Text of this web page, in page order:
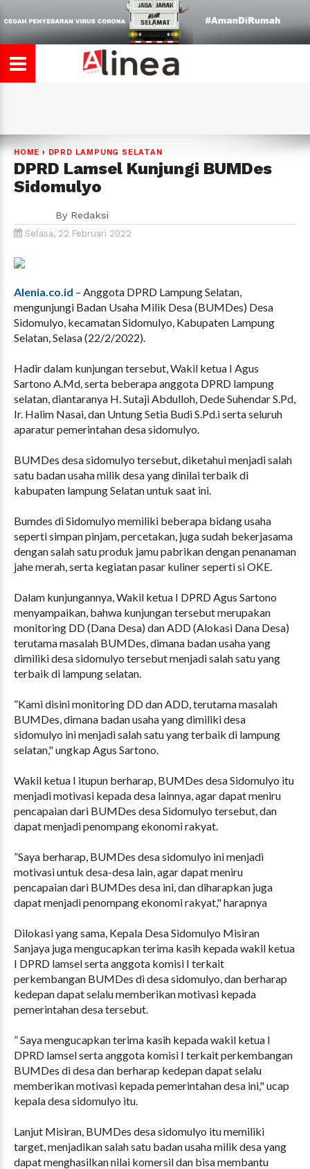
HOME › DPRD LAMPUNG SELATAN
DPRD Lamsel Kunjungi BUMDes
Sidomulyo
By Redaksi
Selasa, 22 Februari 2022
Alenia.co.id – Anggota DPRD Lampung Selatan,
mengunjungi Badan Usaha Milik Desa (BUMDes) Desa
Sidomulyo, kecamatan Sidomulyo, Kabupaten Lampung
Selatan, Selasa (22/2/2022).
Hadir dalam kunjungan tersebut, Wakil ketua I Agus
Sartono A.Md, serta beberapa anggota DPRD lampung
selatan, diantaranya H. Sutaji Abdulloh, Dede Suhendar S.Pd,
Ir. Halim Nasai, dan Untung Setia Budi S.Pd.i serta seluruh
aparatur pemerintahan desa sidomulyo.
BUMDes desa sidomulyo tersebut, diketahui menjadi salah
satu badan usaha milik desa yang dinilai terbaik di
kabupaten lampung Selatan untuk saat ini.
Bumdes di Sidomulyo memiliki beberapa bidang usaha
seperti simpan pinjam, percetakan, juga sudah bekerjasama
dengan salah satu produk jamu pabrikan dengan penanaman
jahe merah, serta kegiatan pasar kuliner seperti si OKE.
Dalam kunjungannya, Wakil ketua I DPRD Agus Sartono
menyampaikan, bahwa kunjungan tersebut merupakan
monitoring DD (Dana Desa) dan ADD (Alokasi Dana Desa)
terutama masalah BUMDes, dimana badan usaha yang
dimiliki desa sidomulyo tersebut menjadi salah satu yang
terbaik di lampung selatan.
”Kami disini monitoring DD dan ADD, terutama masalah
BUMDes, dimana badan usaha yang dimiliki desa
sidomulyo ini menjadi salah satu yang terbaik di lampung
selatan," ungkap Agus Sartono.
Wakil ketua I itupun berharap, BUMDes desa Sidomulyo itu
menjadi motivasi kepada desa lainnya, agar dapat meniru
pencapaian dari BUMDes desa Sidomulyo tersebut, dan
dapat menjadi penompang ekonomi rakyat.
”Saya berharap, BUMDes desa sidomulyo ini menjadi
motivasi untuk desa-desa lain, agar dapat meniru
pencapaian dari BUMDes desa ini, dan diharapkan juga
dapat menjadi penompang ekonomi rakyat," harapnya
Dilokasi yang sama, Kepala Desa Sidomulyo Misiran
Sanjaya juga mengucapkan terima kasih kepada wakil ketua
I DPRD lamsel serta anggota komisi I terkait
perkembangan BUMDes di desa sidomulyo, dan berharap
kedepan dapat selalu memberikan motivasi kepada
pemerintahan desa tersebut.
” Saya mengucapkan terima kasih kepada wakil ketua I
DPRD lamsel serta anggota komisi I terkait perkembangan
BUMDes di desa dan berharap kedepan dapat selalu
memberikan motivasi kepada pemerintahan desa ini," ucap
kepala desa sidomulyo itu.
Lanjut Misiran, BUMDes desa sidomulyo itu memiliki
target, menjadikan salah satu badan usaha milik desa yang
dapat menghasilkan nilai komersil dan bisa membantu